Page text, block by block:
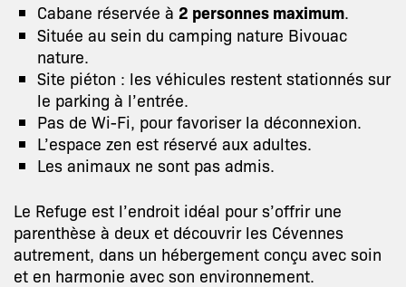
Cabane réservée à 2 personnes maximum.
Située au sein du camping nature Bivouac
nature.
Site piéton : les véhicules restent stationnés sur
le parking à l’entrée.
Pas de Wi-Fi, pour favoriser la déconnexion.
L’espace zen est réservé aux adultes.
Les animaux ne sont pas admis.
Le Refuge est l’endroit idéal pour s’offrir une
parenthèse à deux et découvrir les Cévennes
autrement, dans un hébergement conçu avec soin
et en harmonie avec son environnement.